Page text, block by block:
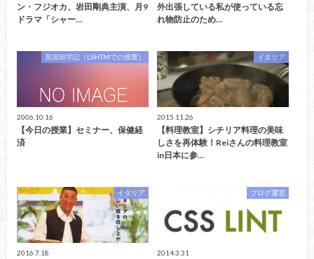
ン・フジオカ、岩田剛典主演、月9
ドラマ「シャー…
外出張している私が使っている忘
れ物防止のため…
英国留学記（LSHTMでの授業）
2006.10.16
【今日の授業】セミナー、保健経
済
イタリア
2015.11.26
【料理教室】シチリア料理の美味
しさを再体験！Reiさんの料理教室
in日本に参…
イタリア
2016.7.18
ブログ運営
2014.3.31